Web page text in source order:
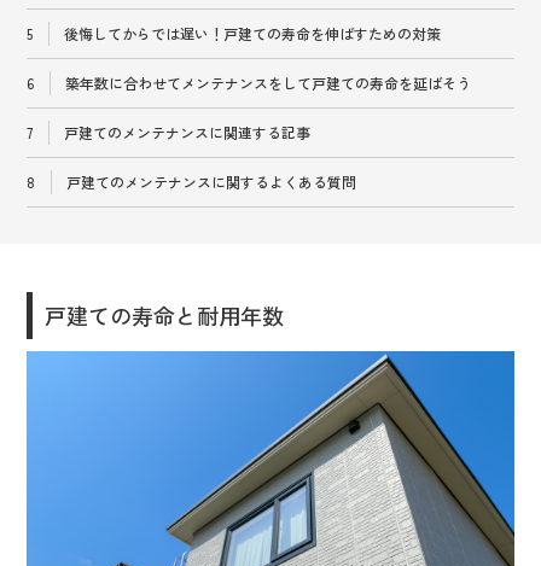
後悔してからでは遅い！戸建ての寿命を伸ばすための対策
築年数に合わせてメンテナンスをして戸建ての寿命を延ばそう
戸建てのメンテナンスに関連する記事
戸建てのメンテナンスに関するよくある質問
戸建ての寿命と耐用年数